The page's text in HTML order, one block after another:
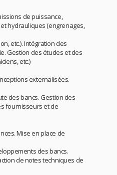
de puissance,
hydrauliques (engrenages,
etc.). Intégration des
Gestion des études et des
etc.)
externalisées.
des bancs. Gestion des
fournisseurs et de
Mise en place de
des bancs.
de notes techniques de